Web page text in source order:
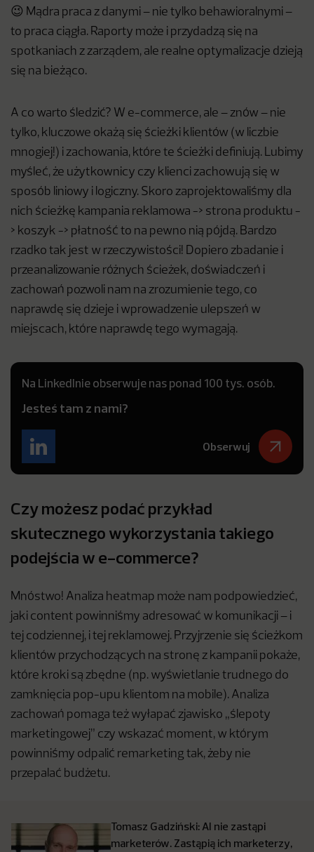
😉 Mądra praca z danymi – nie tylko behawioralnymi –
to praca ciągła. Raporty może i przydadzą się na
spotkaniach z zarządem, ale realne optymalizacje dzieją
się na bieżąco.
A co warto śledzić? W e-commerce, ale – znów – nie
tylko, kluczowe okażą się ścieżki klientów (w liczbie
mnogiej!) i zachowania, które te ścieżki definiują. Lubimy
myśleć, że użytkownicy czy klienci zachowują się w
sposób liniowy i logiczny. Skoro zaprojektowaliśmy dla
nich ścieżkę kampania reklamowa -> strona produktu -
> koszyk -> płatność to na pewno nią pójdą. Bardzo
rzadko tak jest w rzeczywistości! Dopiero zbadanie i
przeanalizowanie różnych ścieżek, doświadczeń i
zachowań pozwoli nam na zrozumienie tego, co
naprawdę się dzieje i wprowadzenie ulepszeń w
miejscach, które naprawdę tego wymagają.
Na LinkedInie obserwuje nas ponad 100 tys. osób.
Jesteś tam z nami?
Obserwuj
Czy możesz podać przykład
skutecznego wykorzystania takiego
podejścia w e-commerce?
Mnóstwo! Analiza heatmap może nam podpowiedzieć,
jaki content powinniśmy adresować w komunikacji – i
tej codziennej, i tej reklamowej. Przyjrzenie się ścieżkom
klientów przychodzących na stronę z kampanii pokaże,
które kroki są zbędne (np. wyświetlanie trudnego do
zamknięcia pop-upu klientom na mobile). Analiza
zachowań pomaga też wyłapać zjawisko „ślepoty
marketingowej” czy wskazać moment, w którym
powinniśmy odpalić remarketing tak, żeby nie
przepalać budżetu.
Tomasz Gadziński: AI nie zastąpi
marketerów. Zastąpią ich marketerzy,